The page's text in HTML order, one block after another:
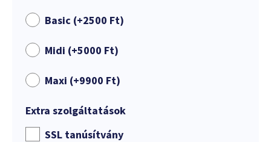
Basic (+2500 Ft)
Midi (+5000 Ft)
Maxi (+9900 Ft)
Extra szolgáltatások
SSL tanúsítvány